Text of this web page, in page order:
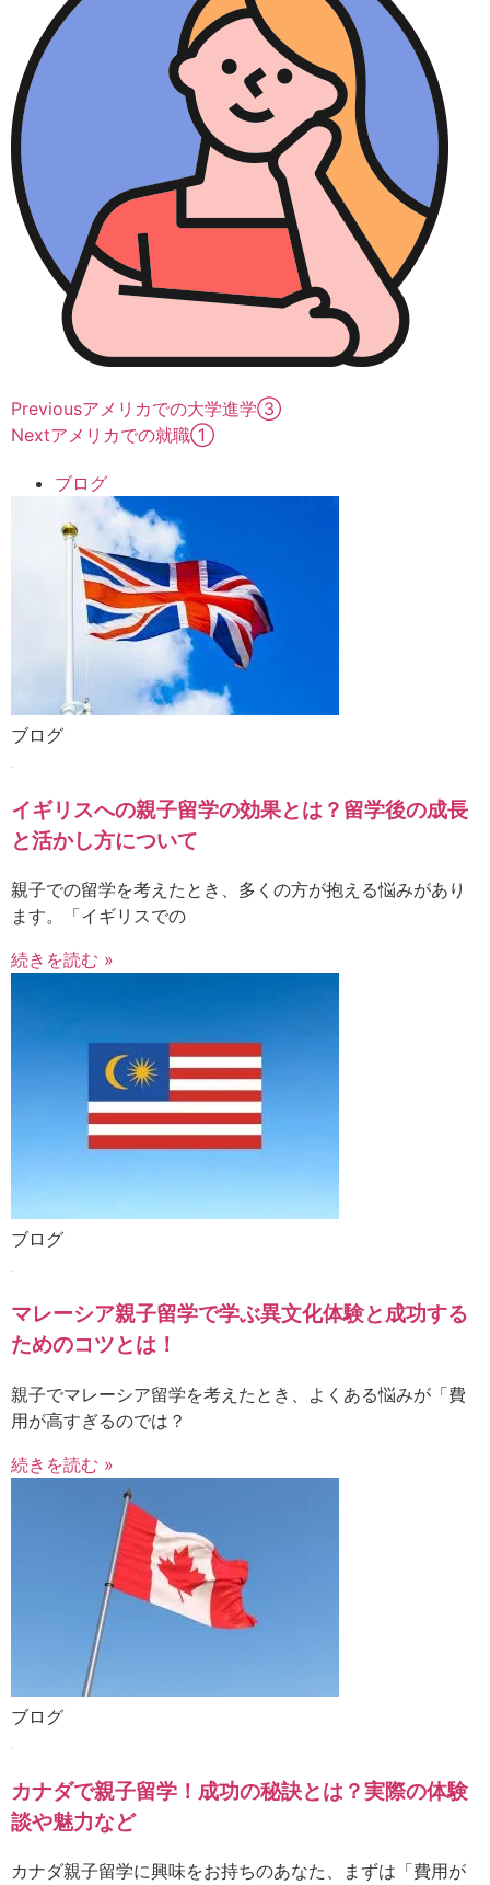
Previousアメリカでの大学進学③
Nextアメリカでの就職①
ブログ
ブログ
イギリスへの親子留学の効果とは？留学後の成長
と活かし方について
親子での留学を考えたとき、多くの方が抱える悩みがあり
ます。「イギリスでの
続きを読む »
ブログ
マレーシア親子留学で学ぶ異文化体験と成功する
ためのコツとは！
親子でマレーシア留学を考えたとき、よくある悩みが「費
用が高すぎるのでは？
続きを読む »
ブログ
カナダで親子留学！成功の秘訣とは？実際の体験
談や魅力など
カナダ親子留学に興味をお持ちのあなた、まずは「費用が